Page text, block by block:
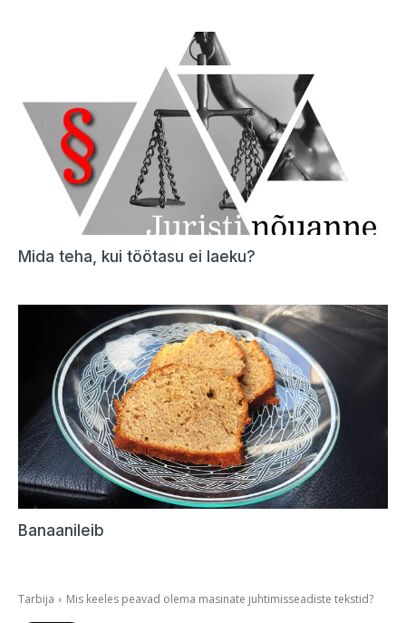
Mida teha, kui töötasu ei laeku?
Banaanileib